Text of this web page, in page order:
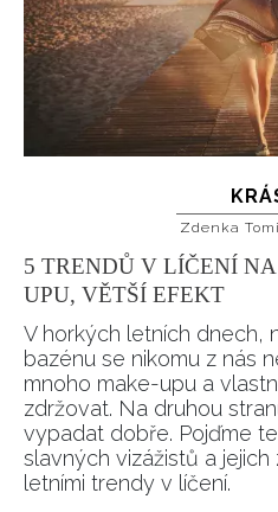
Zdenka
5 TRENDŮ V LÍČENÍ
UPU, VĚTŠÍ EFEKT
V horkých letních dnech,
bazénu se nikomu z nás
mnoho make-upu a
zdržovat. Na druhou
vypadat dobře. Pojďme
slavných vizážistů a
letními trendy v líčení.